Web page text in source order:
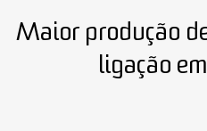
Maior produção
ligação